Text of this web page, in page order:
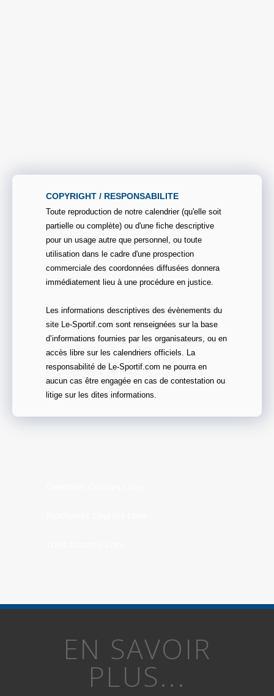
COPYRIGHT / RESPONSABILITE
Toute reproduction de notre calendrier (qu'elle soit
partielle ou complète) ou d'une fiche descriptive
pour un usage autre que personnel, ou toute
utilisation dans le cadre d'une prospection
commerciale des coordonnées diffusées donnera
immédiatement lieu à une procédure en justice.
Les informations descriptives des évènements du
site Le-Sportif.com sont renseignées sur la base
d’informations fournies par les organisateurs, ou en
accès libre sur les calendriers officiels. La
responsabilité de Le-Sportif.com ne pourra en
aucun cas être engagée en cas de contestation ou
litige sur les dites informations.
EN SAVOIR
PLUS...